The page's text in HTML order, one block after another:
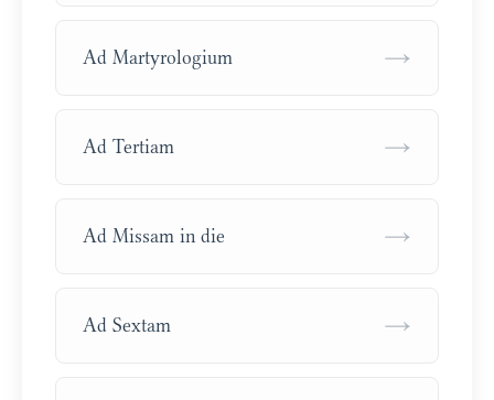
Ad Martyrologium →
Ad Tertiam →
Ad Missam in die →
Ad Sextam →